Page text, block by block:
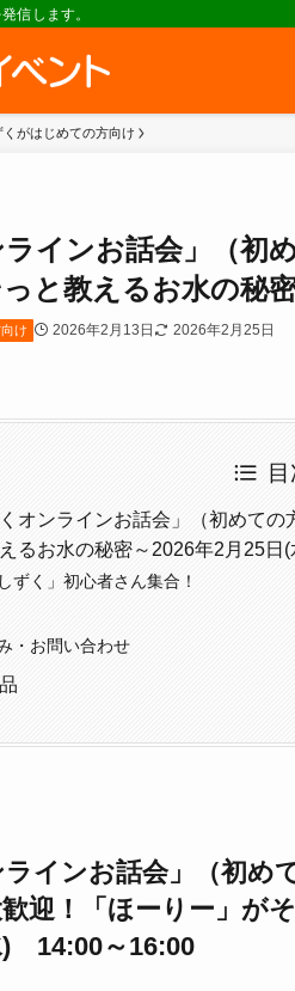
信します。
くがはじめての方向け
ラインお話会」（初
っと教えるお水の秘
け 2026年2月13日 2026年2月25日
くオンラインお話会」（初めて
るお水の秘密～2026年2月25
ずく」初心者さん集合！
・お問い合わせ
インお話会」（初め
迎！「ほーりー」が
) 14:00～16:00